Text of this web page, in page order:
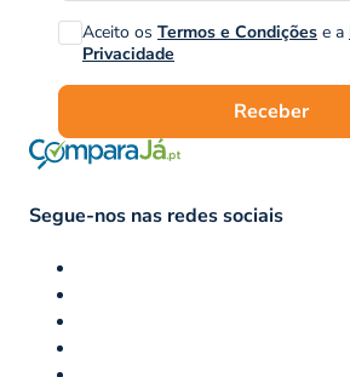
Aceito os Termos e Condições e a
Privacidade
Receber
Segue-nos nas redes sociais